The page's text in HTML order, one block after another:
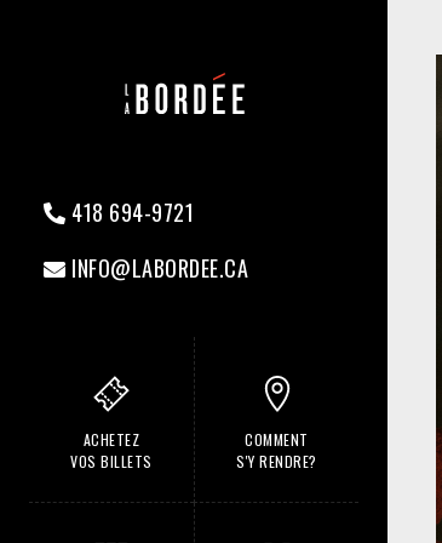
418 694-9721
INFO@LABORDEE.CA
ACHETEZ
VOS BILLETS
COMMENT
S'Y RENDRE?